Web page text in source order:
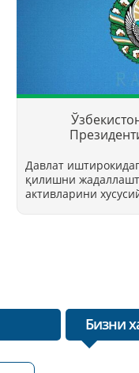
Давлат
қилишни
активларини
Бизни